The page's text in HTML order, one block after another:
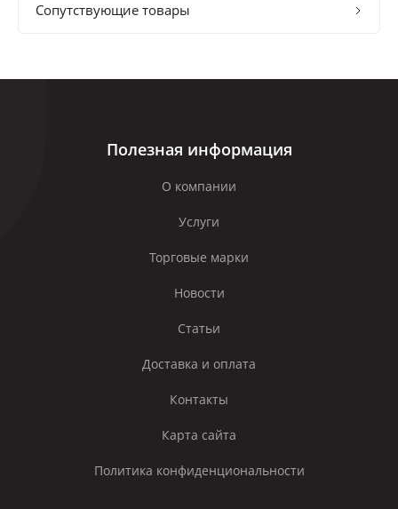
Сопутствующие товары
Полезная информация
О компании
Услуги
Торговые марки
Новости
Статьи
Доставка и оплата
Контакты
Карта сайта
Политика конфиденциональности